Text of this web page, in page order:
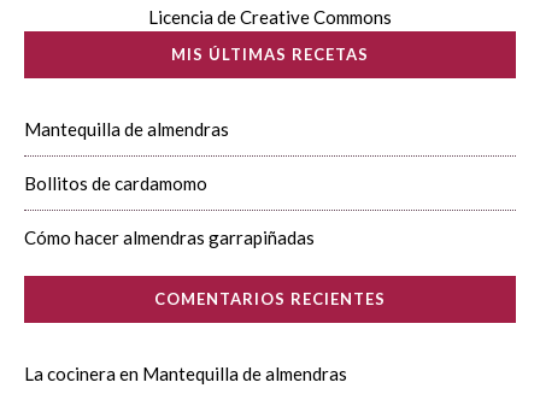
Licencia de Creative Commons
MIS ÚLTIMAS RECETAS
Mantequilla de almendras
Bollitos de cardamomo
Cómo hacer almendras garrapiñadas
COMENTARIOS RECIENTES
La cocineraen Mantequilla de almendras